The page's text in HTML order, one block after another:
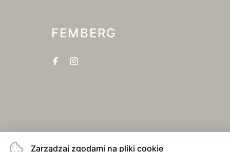
Zarządzaj zgodami na pliki cookie
FEMBERG